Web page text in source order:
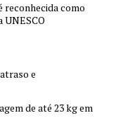
reconhecida como
e
de até 23 kg em